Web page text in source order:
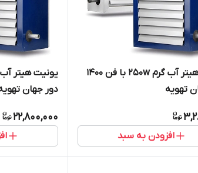
یونیت هیتر آب گرم 250w با فن 1400
تهویه
افزودن به سبد
دور جهان
22,800,000